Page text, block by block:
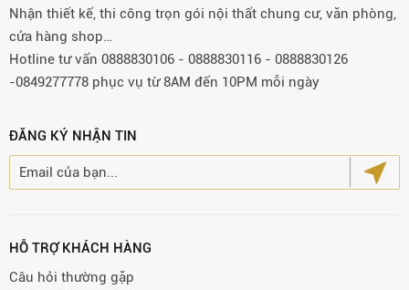
Nhận thiết kế, thi công trọn gói nội thất chung cư, văn phòng,
cửa hàng shop…
Hotline tư vấn 0888830106 - 0888830116 - 0888830126
-0849277778 phục vụ từ 8AM đến 10PM mỗi ngày
ĐĂNG KÝ NHẬN TIN
HỖ TRỢ KHÁCH HÀNG
Câu hỏi thường gặp